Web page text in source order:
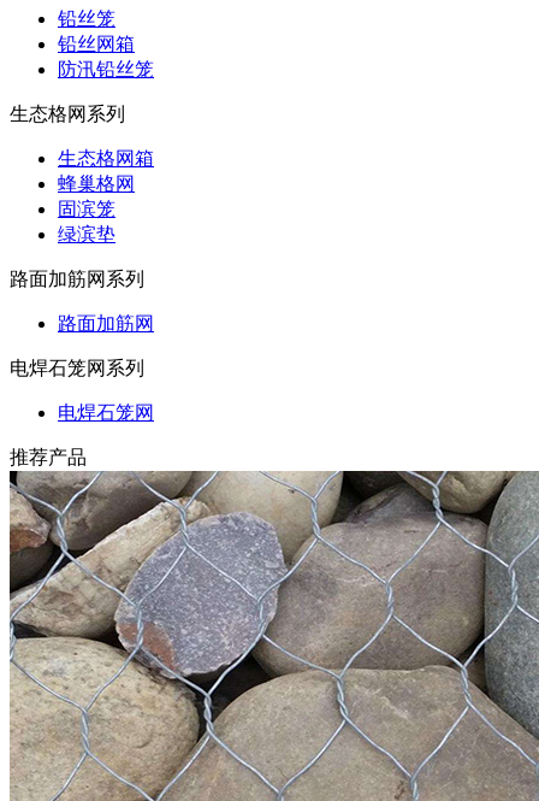
铅丝笼
铅丝网箱
防汛铅丝笼
生态格网系列
生态格网箱
蜂巢格网
固滨笼
绿滨垫
路面加筋网系列
路面加筋网
电焊石笼网系列
电焊石笼网
推荐产品